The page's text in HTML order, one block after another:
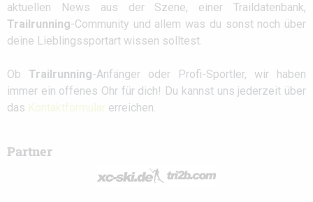
aktuellen News aus der Szene, einer Traildatenbank,
Trailrunning-Community und allem was du sonst noch über
deine Lieblingssportart wissen solltest.
Ob Trailrunning-Anfänger oder Profi-Sportler, wir haben
immer ein offenes Ohr für dich! Du kannst uns jederzeit über
das Kontaktformular erreichen.
Partner